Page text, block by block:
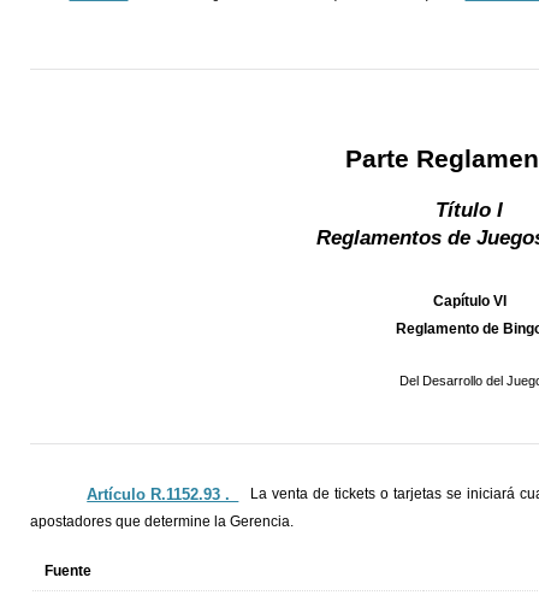
Parte
Título I
Reglamentos de
Capítulo VI
Reglamento de
Del Desarrollo del
Artículo R.1152.93 ._
La venta de tickets o tarjetas se iniciará
apostadores que determine la Gerencia.
Fuente